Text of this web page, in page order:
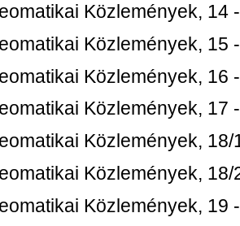
Közlemények, 14
Közlemények, 15
Közlemények, 16
Közlemények, 17
Közlemények,
Közlemények,
Közlemények, 19